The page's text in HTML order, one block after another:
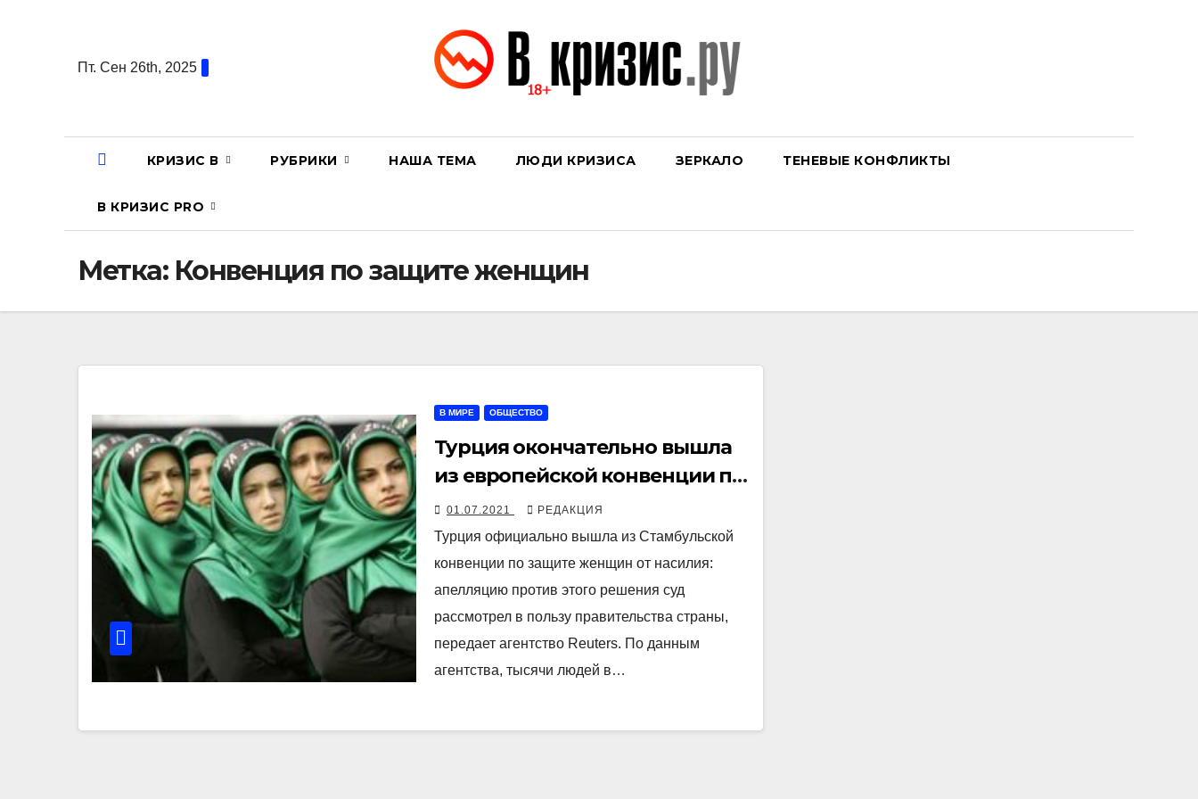
содержаниюПт. Сен 26th, 2025
КРИЗИС В РУБРИКИ НАША ТЕМА ЛЮДИ КРИЗИСА ЗЕРКАЛО ТЕНЕВЫЕ КОНФЛИКТЫ
В КРИЗИС PRO
Метка: Конвенция по защите женщин
В МИРЕ ОБЩЕСТВО
Турция окончательно вышла
из европейской конвенции по
защите женщин от насилия
01.07.2021 РЕДАКЦИЯ
Турция официально вышла из Стамбульской
конвенции по защите женщин от насилия:
апелляцию против этого решения суд
рассмотрел в пользу правительства страны,
передает агентство Reuters. По данным
агентства, тысячи людей в…